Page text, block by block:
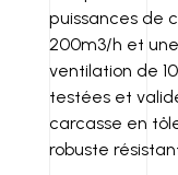
puissances de
200m3/h et
ventilation de
testées et
carcasse en
robuste